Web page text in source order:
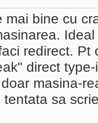
mai bine cu
redirect.
direct
masina-
sa